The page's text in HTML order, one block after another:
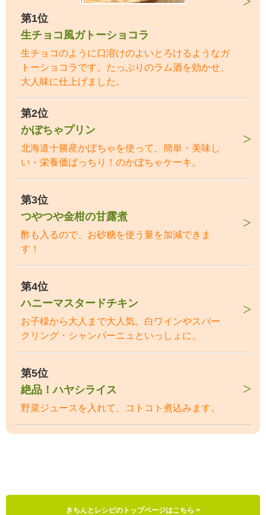
第1位
生チョコ風ガトーショコラ
生チョコのように口溶けのよいとろけるようなガ
トーショコラです。たっぷりのラム酒を効かせ、
大人味に仕上げました。
第2位
かぼちゃプリン
北海道十勝産かぼちゃを使って、簡単・美味し
い・栄養価ばっちり！のかぼちゃケーキ。
第3位
つやつや金柑の甘露煮
酢も入るので、お砂糖を使う量を加減できま
す！
第4位
ハニーマスタードチキン
お子様から大人まで大人気。白ワインやスパー
クリング・シャンパーニュといっしょに。
第5位
絶品！ハヤシライス
野菜ジュースを入れて、コトコト煮込みます。
きちんとレシピのトップページはこちら >